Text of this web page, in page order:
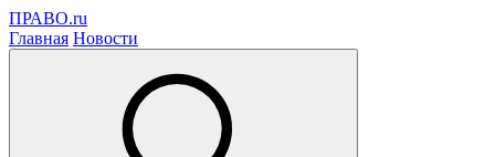
ПРАВО.ru
Главная Новости